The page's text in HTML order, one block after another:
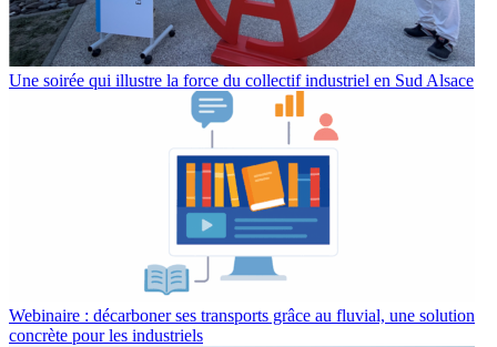
Une soirée qui illustre la force du collectif industriel en Sud Alsace
Webinaire : décarboner ses transports grâce au fluvial, une solution
concrète pour les industriels